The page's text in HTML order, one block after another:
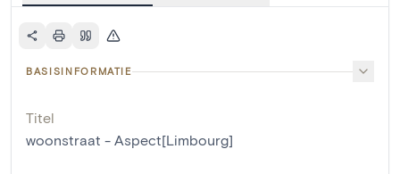
BASISINFORMATIE
Titel
woonstraat - Aspect[Limbourg]